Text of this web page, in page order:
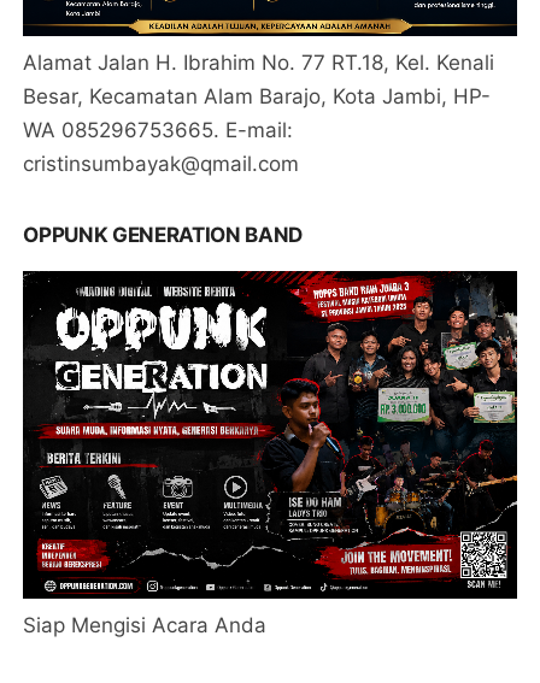
Alamat Jalan H. Ibrahim No. 77 RT.18, Kel. Kenali
Besar, Kecamatan Alam Barajo, Kota Jambi, HP-
WA 085296753665. E-mail:
cristinsumbayak@qmail.com
OPPUNK GENERATION BAND
Siap Mengisi Acara Anda